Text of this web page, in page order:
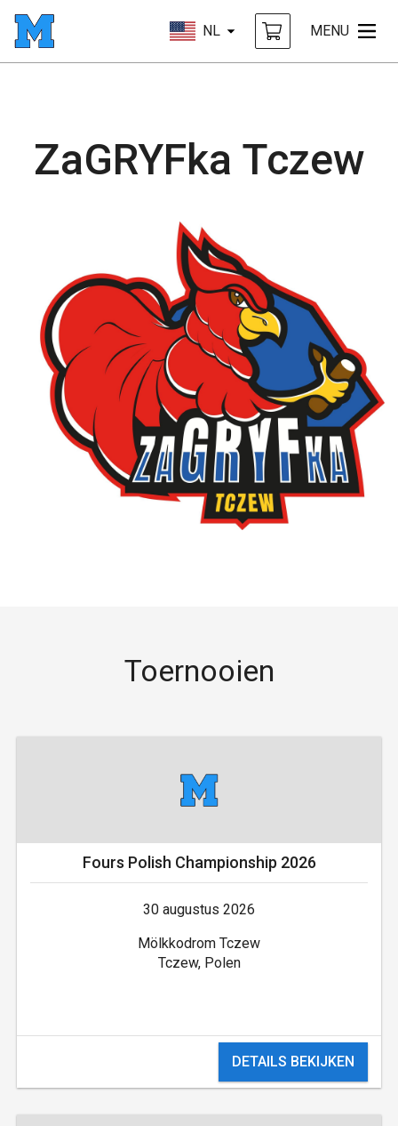
NL MENU
ZaGRYFka Tczew
Toernooien
Fours Polish Championship 2026
30 augustus 2026
Mölkkodrom Tczew
Tczew, Polen
DETAILS BEKIJKEN